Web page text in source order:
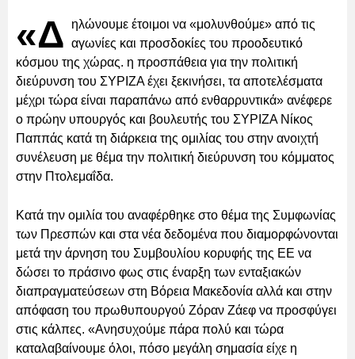
«Δ
ηλώνουμε έτοιμοι να «μολυνθούμε» από τις
αγωνίες και προσδοκίες του προοδευτικό
κόσμου της χώρας. η προσπάθεια για την πολιτική
διεύρυνση του ΣΥΡΙΖΑ έχει ξεκινήσει, τα αποτελέσματα
μέχρι τώρα είναι παραπάνω από ενθαρρυντικά» ανέφερε
ο πρώην υπουργός και βουλευτής του ΣΥΡΙΖΑ Νίκος
Παππάς κατά τη διάρκεια της ομιλίας του στην ανοιχτή
συνέλευση με θέμα την πολιτική διεύρυνση του κόμματος
στην Πτολεμαΐδα.
Κατά την ομιλία του αναφέρθηκε στο θέμα της Συμφωνίας
των Πρεσπών και στα νέα δεδομένα που διαμορφώνονται
μετά την άρνηση του Συμβουλίου κορυφής της ΕΕ να
δώσει το πράσινο φως στις έναρξη των ενταξιακών
διαπραγματεύσεων στη Βόρεια Μακεδονία αλλά και στην
απόφαση του πρωθυπουργού Ζόραν Ζάεφ να προσφύγει
στις κάλπες. «Ανησυχούμε πάρα πολύ και τώρα
καταλαβαίνουμε όλοι, πόσο μεγάλη σημασία είχε η